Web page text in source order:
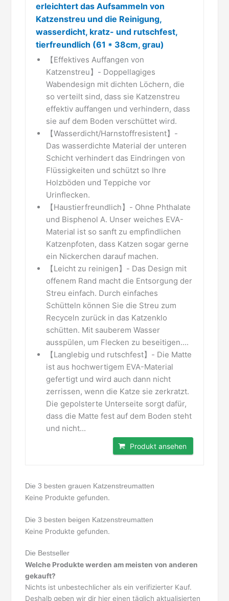
erleichtert das Aufsammeln von
Katzenstreu und die Reinigung,
wasserdicht, kratz- und rutschfest,
tierfreundlich (61 * 38cm, grau)
【Effektives Auffangen von
Katzenstreu】- Doppellagiges
Wabendesign mit dichten Löchern, die
so verteilt sind, dass sie Katzenstreu
effektiv auffangen und verhindern, dass
sie auf dem Boden verschüttet wird.
【Wasserdicht/Harnstoffresistent】-
Das wasserdichte Material der unteren
Schicht verhindert das Eindringen von
Flüssigkeiten und schützt so Ihre
Holzböden und Teppiche vor
Urinflecken.
【Haustierfreundlich】- Ohne Phthalate
und Bisphenol A. Unser weiches EVA-
Material ist so sanft zu empfindlichen
Katzenpfoten, dass Katzen sogar gerne
ein Nickerchen darauf machen.
【Leicht zu reinigen】- Das Design mit
offenem Rand macht die Entsorgung der
Streu einfach. Durch einfaches
Schütteln können Sie die Streu zum
Recyceln zurück in das Katzenklo
schütten. Mit sauberem Wasser
ausspülen, um Flecken zu beseitigen....
【Langlebig und rutschfest】- Die Matte
ist aus hochwertigem EVA-Material
gefertigt und wird auch dann nicht
zerrissen, wenn die Katze sie zerkratzt.
Die gepolsterte Unterseite sorgt dafür,
dass die Matte fest auf dem Boden steht
und nicht...
Produkt ansehen
Die 3 besten grauen Katzenstreumatten
Keine Produkte gefunden.
Die 3 besten beigen Katzenstreumatten
Keine Produkte gefunden.
Die Bestseller
Welche Produkte werden am meisten von anderen
gekauft?
Nichts ist unbestechlicher als ein verifizierter Kauf.
Deshalb geben wir dir hier einen täglich aktualisierten